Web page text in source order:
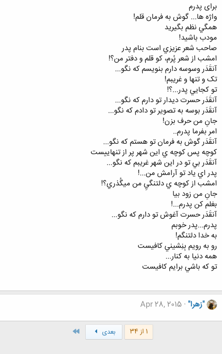
برای پدرم
واژه ها... گوش به فرمان قلم!
همگي نظم بگيريد
مودب باشيد!
صاحب شعر عزيزي است بنام پدر
امشب از شعر پُرم، کو قلم و دفتر من؟!
آنقَدَر وسوسه دارم بنويسم که نگو...
تک و تنها و غريبم!
تو کجايي پدر...؟!
آنقَدَر حسرت ديدار تو دارم که نگو...
آنقَدَر بوسه به تصوير تو دادم که نگو...
جانِ من حرف بزن!
امر بفرما پدرم..
آنقَدَر گوش به فرمان تو هستم که نگو...
کوچه پس کوچه ي اين شهر پر از تنهاييست
آنقَدَر بي تو در اين شهر غريبم که نگو...
پدر اي ياد تو آرامش من...!
امشب از کوچه ي دلتنگيِ من ميگُذري؟!
جانِ من زود بيا
بغلم کن پدرم...!
آنقَدَر حسرت آغوش تو دارم که نگو...
پدرم...پدر خوبم
به خدا دلتنگم!
رو به رويم بِنِشيني کافيست
همه دنيا به کنار...
تو که باشي برایم کافیست
"زهرا" Apr 28, 2015
1 از 34 بعدی